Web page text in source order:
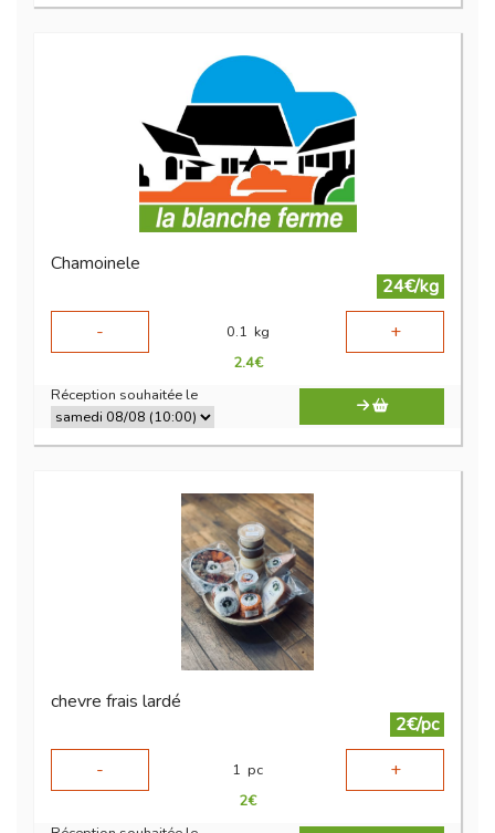
Chamoinele
24€/kg
-
0.1 kg +
2.4€
Réception souhaitée le
chevre frais lardé
2€/pc
-
1 pc +
2€